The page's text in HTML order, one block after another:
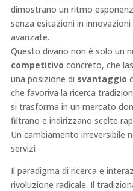
dimostrano un ritmo
senza esitazioni in
avanzate.
Questo divario non è solo un
competitivo concreto, che
una posizione di svantaggio
che favoriva la ricerca
si trasforma in un mercato
filtrano e indirizzano scelte
Un cambiamento irreversibile
servizi
Il paradigma di ricerca e
rivoluzione radicale. Il